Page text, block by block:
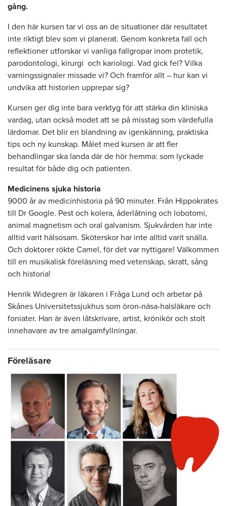
gång.
I den här kursen tar vi oss an de situationer där resultatet
inte riktigt blev som vi planerat. Genom konkreta fall och
reflektioner utforskar vi vanliga fallgropar inom protetik,
parodontologi, kirurgi och kariologi. Vad gick fel? Vilka
varningssignaler missade vi? Och framför allt – hur kan vi
undvika att historien upprepar sig?
Kursen ger dig inte bara verktyg för att stärka din kliniska
vardag, utan också modet att se på misstag som värdefulla
lärdomar. Det blir en blandning av igenkänning, praktiska
tips och ny kunskap. Målet med kursen är att fler
behandlingar ska landa där de hör hemma: som lyckade
resultat för både dig och patienten.
Medicinens sjuka historia
9000 år av medicinhistoria på 90 minuter. Från Hippokrates
till Dr Google. Pest och kolera, åderlåtning och lobotomi,
animal magnetism och oral galvanism. Sjukvården har inte
alltid varit hälsosam. Sköterskor har inte alltid varit snälla.
Och doktorer rökte Camel, för det var nyttigare! Välkommen
till en musikalisk föreläsning med vetenskap, skratt, sång
och historia!
Henrik Widegren är läkaren i Fråga Lund och arbetar på
Skånes Universitetssjukhus som öron-näsa-halsläkare och
foniater. Han är även låtskrivare, artist, krönikör och stolt
innehavare av tre amalgamfyllningar.
Föreläsare